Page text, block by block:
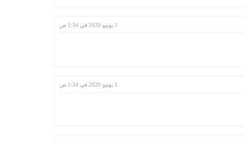
1 يونيو 2020 في 1:34 ص
1 يونيو 2020 في 1:34 ص